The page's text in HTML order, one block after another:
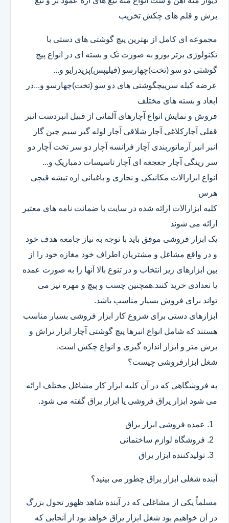
برش و قلم های چکش تخریب
مجموعه ای کامل از بهترین پیچ گوشتی های دستی با
تکنولوژی برتر یورو به صورت تک و بسته ای در انواع پیچ
گوشتی دو سو (تخت)چهارسو (فیلیپس)پزیدرایو و...
عرضه کیله سرپیچگوشتی های دو سو (تخت)چهارسو و...در
ابعاد و بسته های مختلف
فروش و نمایش انواع آچارهای آلمانی از قبیل انبردست انبر
قفلی آچارکلاغی آچار شلاقی آچار لوله گیر سیم چین گاز
انبر انبر آرماتوربندی آچار فرانسه آچار دو سر تخت آچار دو
سر رینگی آچار جغجغه ای آچار تاسیسات دمباریک و...
انواع ابزارالات مکانیکی و نجاری و باغبانی اره تیشه قیچی
هرس
کلیه ابزارالات ارائه شده در سایت با ضمانت نامه های معتبر
ارائه می شوند
یک ابزار فروشی موفق باید با توجه به نیاز جامعه هدف خود
و در واقع مشاغل و مشتریان اطراف خود مغازه خود را از
بین ابزارهای زیر انتخاب و در تنوع بالا آنها را به صورت عمده
یا تعدادی خرید کنند.همچنین چسب و پیچ و مهره نیز می
تواند برای فروش بسیار مناسب باشد.
ابزارهای دستی برای شروع کار ابزار فروشی بسیار مناسب
هستند که شامل انواع انبرها پیچ گوشتی آچار ابزار تراش و
برش متر و ابزار اندازه گیری و انواع چکش است.
شغل ابزارفروشی چیست؟
به فروشگاهی که در آن کلیه ابزار کار مشاغل مختلف ارائه
می شود ابزار یراق فروشی یا ابزار یراق گفته می شود.
عمده فروشی ابزار یراق
فروشگاه لوازم ساختمانی
تولیدکننده ابزار یراق
آینده شغلی ابزار یراق چطور می بینید؟
مسلماً یکی از مشاغلی که در آینده شاهد ظهور تحول بزرگ
در آن خواهیم بود شغل ابزار یراق خواهد بود از آنجایی که